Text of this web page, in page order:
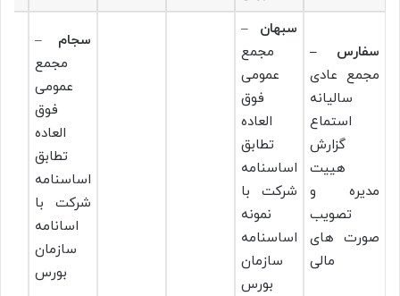
سفارس –
مجمع عادی
سالیانه
استماع
گزارش
هییت
مدیره و
تصویب
صورت های
مالی
سبهان –
مجمع
عمومی
فوق
العاده
تطابق
اساسنامه
شرکت با
نمونه
اساسنامه
سازمان
بورس
سجام –
مجمع
عمومی
فوق
العاده
تطابق
اساسنامه
شرکت با
اسانامه
سازمان
بورس